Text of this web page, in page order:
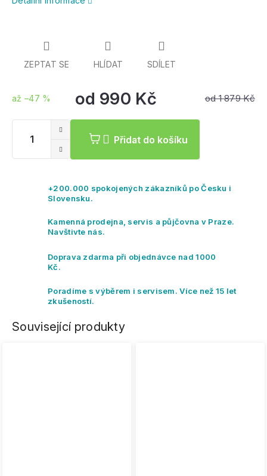
od 1 879 Kč
až –47 % od 990 Kč
cena:
Přidat do košíku
ZEPTAT SE HLÍDAT SDÍLET
+200.000 spokojených zákazníků po Česku i
Slovensku.
Kamenná prodejna, servis a půjčovna v Praze.
Navštivte nás.
Doprava zdarma při objednávce nad 1000
Kč.
Poradíme s výběrem i servisem. Více než 15 let
zkušeností.
Související produkty